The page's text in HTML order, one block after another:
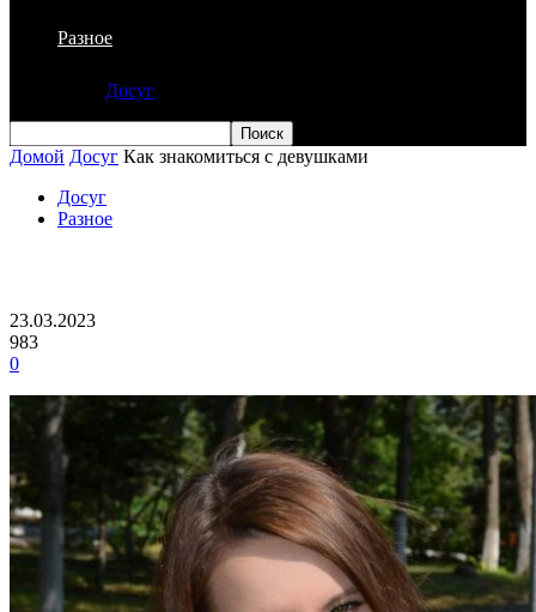
Разное
Досуг
Домой Досуг Как знакомиться с девушками
Досуг
Разное
23.03.2023
983
0